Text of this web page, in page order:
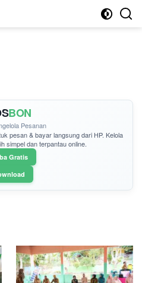
BON
Pesanan
pesan & bayar langsung dari HP. Kelola
simpel dan terpantau online.
Gratis